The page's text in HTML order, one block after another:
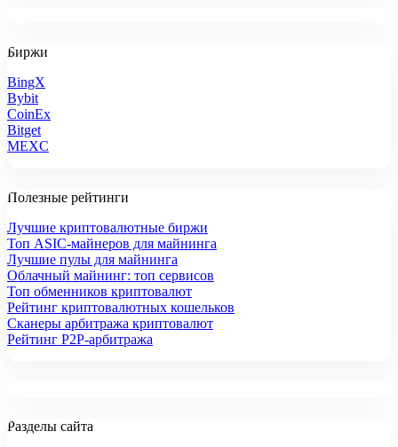
Биржи
BingX
Bybit
CoinEx
Bitget
MEXC
Полезные рейтинги
Лучшие криптовалютные биржи
Топ ASIC-майнеров для майнинга
Лучшие пулы для майнинга
Облачный майнинг: топ сервисов
Топ обменников криптовалют
Рейтинг криптовалютных кошельков
Сканеры арбитража криптовалют
Рейтинг P2P-арбитража
Разделы сайта